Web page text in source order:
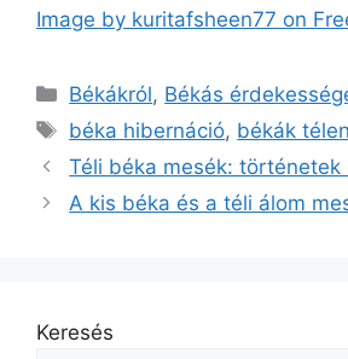
Image by kuritafsheen77 on
Kategória
Békákról, Békás
Címkék
béka hibernáció, békák télen
Téli béka mesék: történetek
A kis béka és a téli álom
Keresés